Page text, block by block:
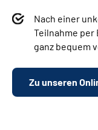
Nach einer
Teilnahme per
ganz bequem
Zu unseren